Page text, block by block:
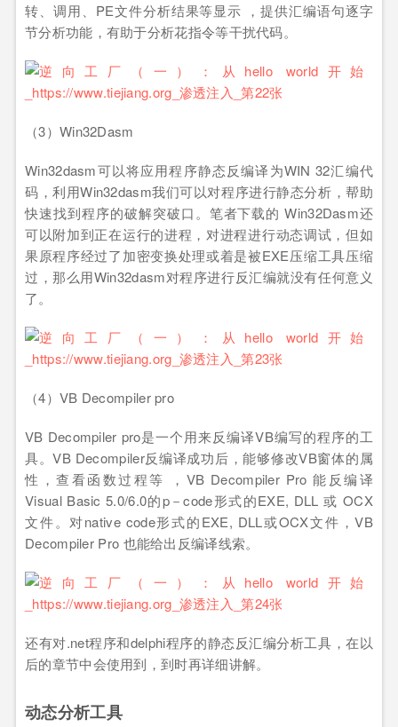
转、调用、PE文件分析结果等显示 ，提供汇编语句逐字
节分析功能，有助于分析花指令等干扰代码。
（3）Win32Dasm
Win32dasm可以将应用程序静态反编译为WIN 32汇编代
码，利用Win32dasm我们可以对程序进行静态分析，帮助
快速找到程序的破解突破口。笔者下载的 Win32Dasm还
可以附加到正在运行的进程，对进程进行动态调试，但如
果原程序经过了加密变换处理或着是被EXE压缩工具压缩
过，那么用Win32dasm对程序进行反汇编就没有任何意义
了。
（4）VB Decompiler pro
VB Decompiler pro是一个用来反编译VB编写的程序的工
具。VB Decompiler反编译成功后，能够修改VB窗体的属
性，查看函数过程等 ，VB Decompiler Pro 能反编译
Visual Basic 5.0/6.0的p－code形式的EXE, DLL 或 OCX
文件。对native code形式的EXE, DLL或OCX文件，VB
Decompiler Pro 也能给出反编译线索。
还有对.net程序和delphi程序的静态反汇编分析工具，在以
后的章节中会使用到，到时再详细讲解。
动态分析工具